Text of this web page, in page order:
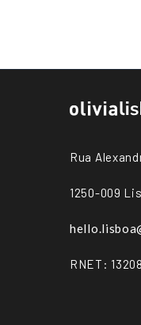
Rua
1250-009
RNET: 13208